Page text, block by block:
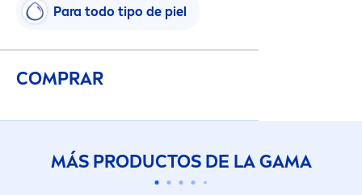
Para todo tipo de piel
COMPRAR
MÁS PRODUCTOS DE LA GAMA